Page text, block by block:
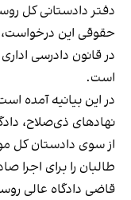
دفتر دادستانی کل
حقوقی این درخواست،
در قانون دادرسی
است.
در این بیانیه آمده
نهادهای ذی‌صلاح،
از سوی دادستان کل
طالبان را برای اجرا
قاضی دادگاه عالی